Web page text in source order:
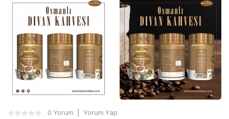
0 Yorum Yorum Yap